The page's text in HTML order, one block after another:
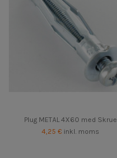
Plug METAL 4X60 med Skrue
4,25 € inkl. moms